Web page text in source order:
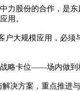
力股份的合作，是
用。
大规模应用，必
略卡位——场内做
决方案，重点推